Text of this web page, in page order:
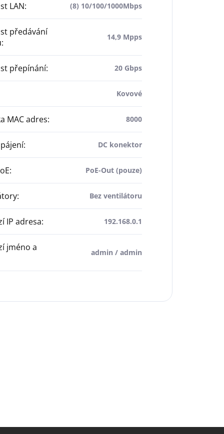
LAN: (8) 10/100/1000Mbps
předávání
:
14,9 Mpps
přepínání: 20 Gbps
Kovové
MAC adres: 8000
: DC konektor
: PoE-Out (pouze)
: Bez ventilátoru
IP adresa: 192.168.0.1
jméno a admin / admin